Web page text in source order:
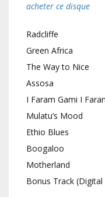
acheter ce disque
Radcliffe
Green Africa
The Way to Nice
Assosa
I Faram Gami I
Mulatu’s Mood
Ethio Blues
Boogaloo
Motherland
Bonus Track